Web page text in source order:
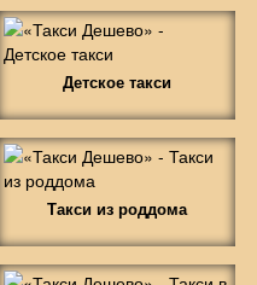
Детское такси
Такси из роддома